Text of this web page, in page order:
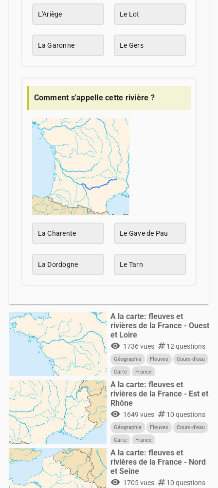
L'Ariège Le Lot
La Garonne Le Gers
Comment s'appelle cette rivière ?
La Charente Le Gave de Pau
La Dordogne Le Tarn
A la carte: fleuves et
rivières de la France - Ouest
et Loire
visibility 1736 vues numbers12 questions
Géographie Fleuves
Cours-d'eau
Carte
France
A la carte: fleuves et
rivières de la France - Est et
Rhône
visibility 1649 vues numbers10 questions
Géographie Fleuves
Cours-d'eau
Carte
France
A la carte: fleuves et
rivières de la France - Nord
et Seine
visibility 1705 vues numbers10 questions